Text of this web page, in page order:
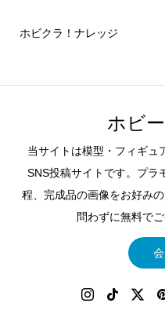
ホビクラ！ナレッジ
ホビ
当サイトは模型・フィギュ
SNS投稿サイトです。プラ
程、完成品の画像をお好み
問わずに無料で